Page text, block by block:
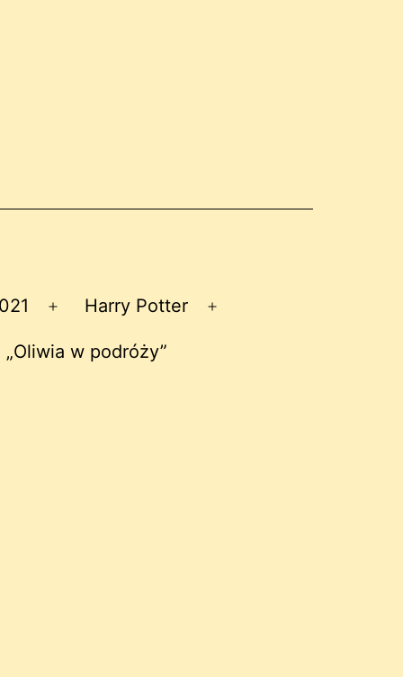
Rozwiń
menu
Harry Potter
w podróży”